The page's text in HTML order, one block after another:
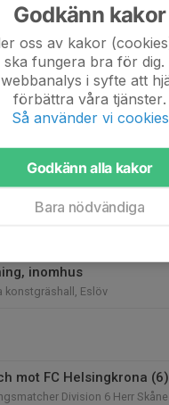
mot Bjärreds IF (4)
IP, konstgräs
v.12
inomhus
konstgräshall, Eslöv
mot FC Helsingkrona (6)
Division 6 Herr Skåne
Godkänn kakor
oss av kakor
fungera bra för dig.
i syfte att
förbättra våra tjänster.
Så använder vi cookies
Godkänn alla kakor
Bara nödvändiga